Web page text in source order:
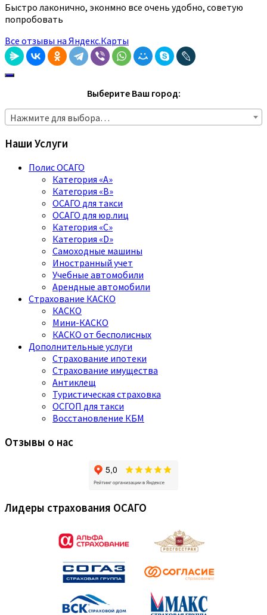
Быстро лаконично, эконмно все очень удобно, советую
попробовать
Все отзывы на Яндекс.Карты
Выберите Ваш город:
Нажмите для выбора…
Наши Услуги
Полис ОСАГО
Категория «A»
Категория «B»
ОСАГО для такси
ОСАГО для юр.лиц
Категория «C»
Категория «D»
Самоходные машины
Иностранный учет
Учебные автомобили
Арендные автомобили
Страхование КАСКО
КАСКО
Мини-КАСКО
КАСКО от бесполисных
Дополнительные услуги
Страхование ипотеки
Страхование имущества
Антиклещ
Туристическая страховка
ОСГОП для такси
Восстановление КБМ
Отзывы о нас
Лидеры страхования ОСАГО